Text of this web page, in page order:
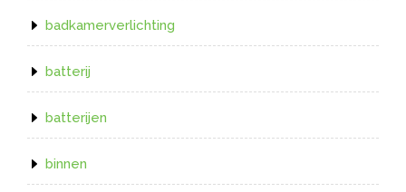
badkamerverlichting
batterij
batterijen
binnen